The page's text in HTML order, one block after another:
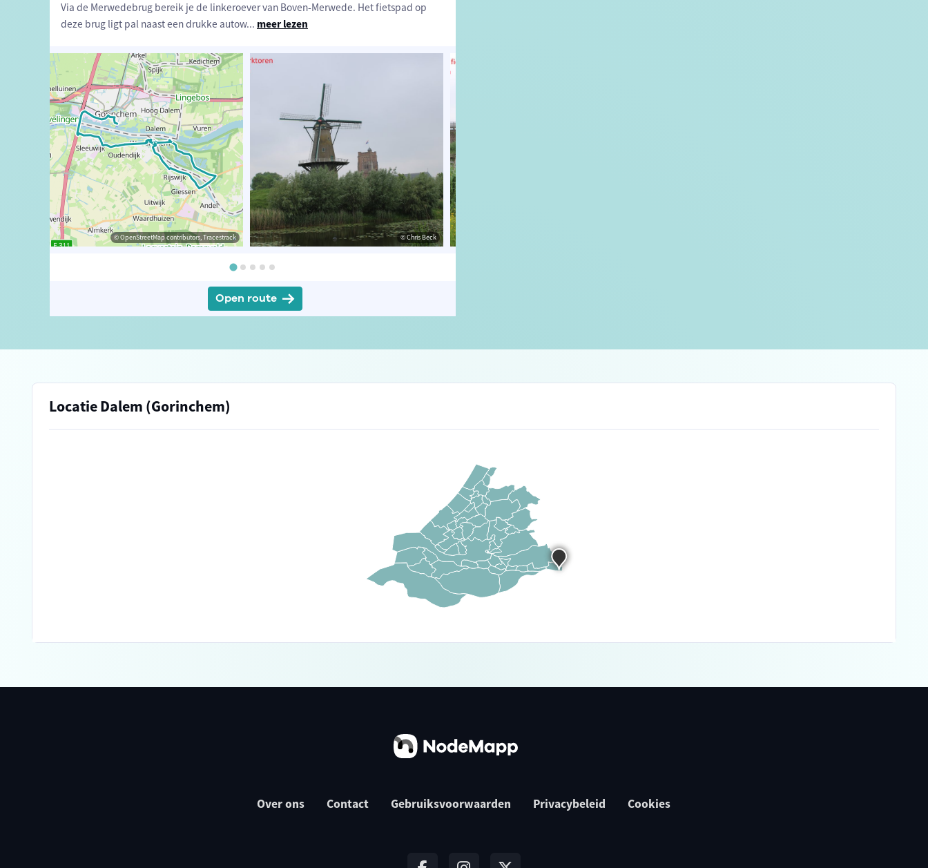
Via de Merwedebrug bereik je de linkeroever van Boven-Merwede. Het fietspad op
deze brug ligt pal naast een drukke autow... meer lezen
© OpenStreetMap contributors, Tracestrack © Chris Beck
Open route
Locatie Dalem (Gorinchem)
Over ons Contact Gebruiksvoorwaarden Privacybeleid Cookies